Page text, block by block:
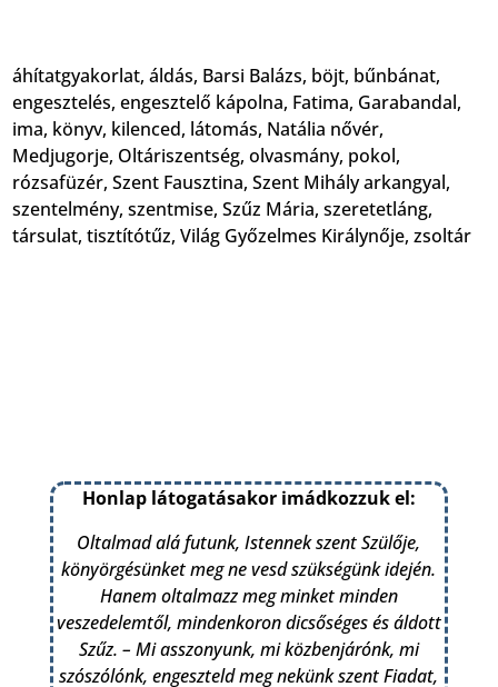
áhítatgyakorlat,áldás, Barsi Balázs, böjt, bűnbánat,
engesztelés,engesztelő kápolna, Fatima, Garabandal,
ima, könyv, kilenced, látomás, Natália nővér,
Medjugorje, Oltáriszentség,olvasmány, pokol,
rózsafüzér,Szent Fausztina,Szent Mihály arkangyal,
szentelmény,szentmise,Szűz Mária,szeretetláng,
társulat,tisztítótűz,Világ Győzelmes Királynője,zsoltár
Honlap látogatásakor imádkozzuk el:
Oltalmad alá futunk, Istennek szent Szülője,
könyörgésünket meg ne vesd szükségünk idején.
Hanem oltalmazz meg minket minden
veszedelemtől, mindenkoron dicsőséges és áldott
Szűz. – Mi asszonyunk, mi közbenjárónk, mi
szószólónk, engeszteld meg nekünk szent Fiadat,